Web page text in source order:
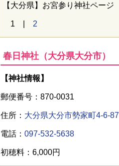
【大分県】お宮参り神社ページ
1 | 2
春日神社（大分県大分市）
【神社情報】
郵便番号：870-0031
住所： 大分県大分市勢家町4-6-87
電話： 097-532-5638
初穂料：6,000円